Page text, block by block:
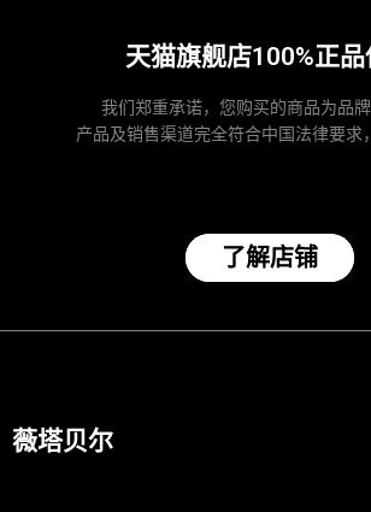
天猫旗舰店100%正品
我们郑重承诺，您购买的商品为品
产品及销售渠道完全符合中国法律要求
了解店铺
薇塔贝尔